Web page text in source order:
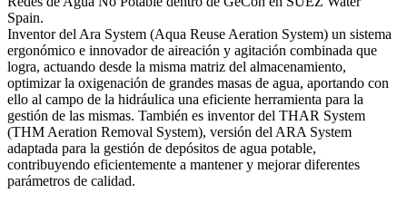
Spain.
Inventor del Ara System (Aqua Reuse Aeration System) un sistema
ergonómico e innovador de aireación y agitación combinada que
logra, actuando desde la misma matriz del almacenamiento,
optimizar la oxigenación de grandes masas de agua, aportando con
ello al campo de la hidráulica una eficiente herramienta para la
gestión de las mismas. También es inventor del THAR System
(THM Aeration Removal System), versión del ARA System
adaptada para la gestión de depósitos de agua potable,
contribuyendo eficientemente a mantener y mejorar diferentes
parámetros de calidad.